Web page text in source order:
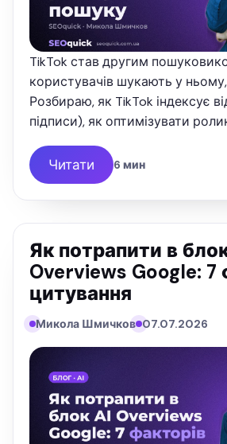
TikTok став другим
користувачів шукають у
Розбираю, як TikTok індексує
підписи), як оптимізувати
цифрами 2026 і досвідом …
Читати 6 мин
Як потрапити в
Overviews Google: 7
цитування
Микола Шмичков 07.07.2026